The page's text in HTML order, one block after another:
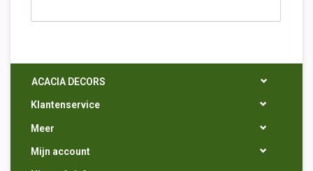
ACACIA DECORS
Klantenservice
Meer
Mijn account